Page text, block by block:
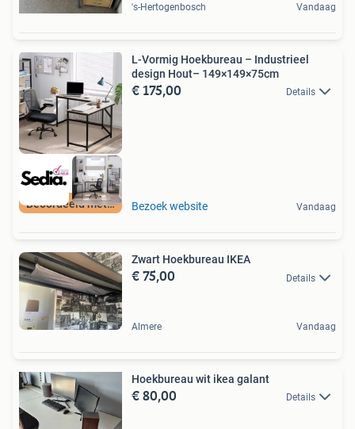
's-Hertogenbosch Vandaag
Beoordeeld met 9+
L-Vormig Hoekbureau – Industrieel
design Hout– 149×149×75cm
€ 175,00 Details
Bezoek website Vandaag
Zwart Hoekbureau IKEA
€ 75,00 Details
Almere Vandaag
Hoekbureau wit ikea galant
€ 80,00 Details